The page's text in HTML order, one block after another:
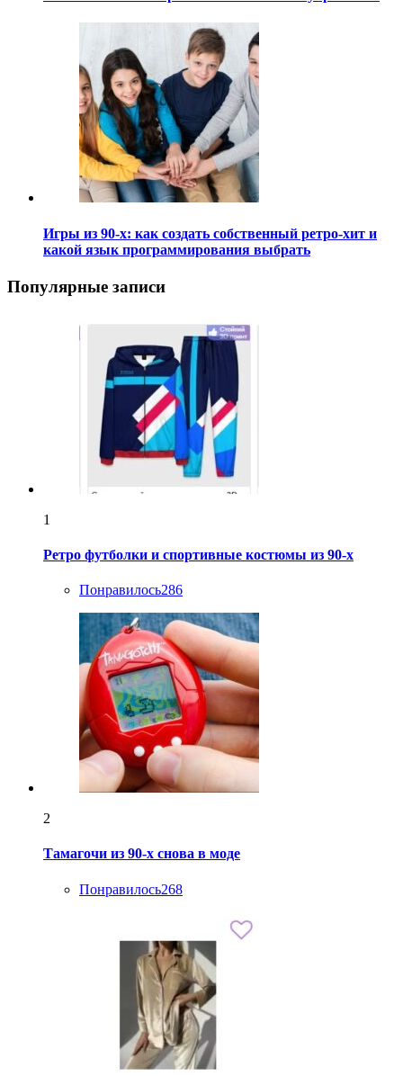
Игры из 90-х: как создать собственный ретро-хит и
какой язык программирования выбрать
Популярные записи
1
Ретро футболки и спортивные костюмы из 90-х
Понравилось286
2
Тамагочи из 90-х снова в моде
Понравилось268